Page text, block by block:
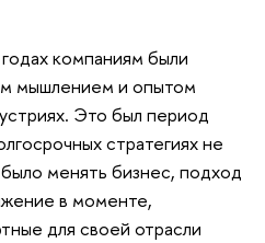
компаниям были
мышлением и опытом
Это был период
стратегиях не
менять бизнес, подход
в моменте,
для своей отрасли